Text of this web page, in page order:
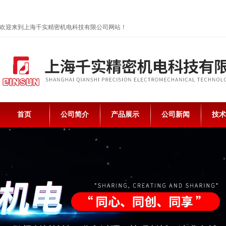
欢迎来到上海千实精密机电科技有限公司网站！
首页 公司简介 产品展示 公司新闻 技